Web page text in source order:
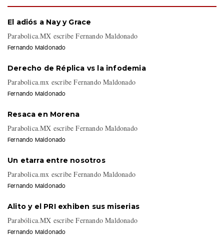
PARABÓLICA
El adiós a Nay y Grace
Parabolica.MX escribe Fernando Maldonado
Derecho de Réplica vs la infodemia
Parabolica.mx escribe Fernando Maldonado
Resaca en Morena
Parabolica.MX escribe Fernando Maldonado
Un etarra entre nosotros
Parabolica.mx escribe Fernando Maldonado
Alito y el PRI exhiben sus miserias
Parabólica.MX escribe Fernando Maldonado